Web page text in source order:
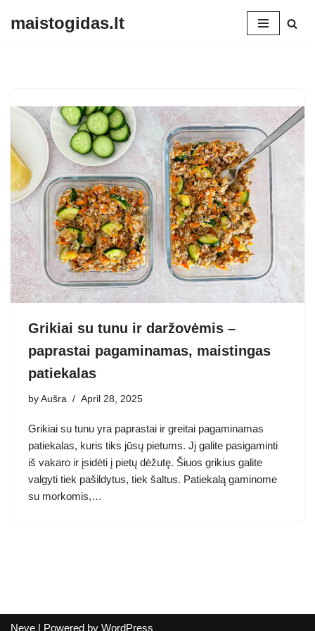
maistogidas.lt
Grikiai su tunu ir daržovėmis –
paprastai pagaminamas, maistingas
patiekalas
by Aušra April 28, 2025
Grikiai su tunu yra paprastai ir greitai pagaminamas
patiekalas, kuris tiks jūsų pietums. Jį galite pasigaminti
iš vakaro ir įsidėti į pietų dėžutę. Šiuos grikius galite
valgyti tiek pašildytus, tiek šaltus. Patiekalą gaminome
su morkomis,…
Neve | Powered by WordPress